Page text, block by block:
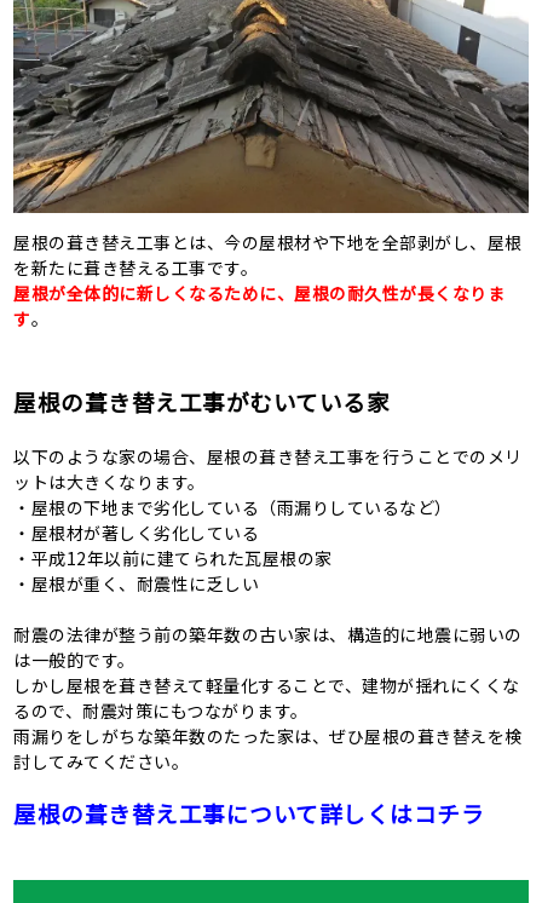
屋根の葺き替え工事とは、今の屋根材や下地を全部剥がし、屋根
を新たに葺き替える工事です。
屋根が全体的に新しくなるために、屋根の耐久性が長くなりま
す。
屋根の葺き替え工事がむいている家
以下のような家の場合、屋根の葺き替え工事を行うことでのメリ
ットは大きくなります。
・屋根の下地まで劣化している（雨漏りしているなど）
・屋根材が著しく劣化している
・平成12年以前に建てられた瓦屋根の家
・屋根が重く、耐震性に乏しい
耐震の法律が整う前の築年数の古い家は、構造的に地震に弱いの
は一般的です。
しかし屋根を葺き替えて軽量化することで、建物が揺れにくくな
るので、耐震対策にもつながります。
雨漏りをしがちな築年数のたった家は、ぜひ屋根の葺き替えを検
討してみてください。
屋根の葺き替え工事について詳しくはコチラ